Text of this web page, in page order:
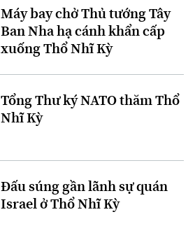
Máy bay chở Thủ tướng Tây
Ban Nha hạ cánh khẩn cấp
xuống Thổ Nhĩ Kỳ
Tổng Thư ký NATO thăm Thổ
Nhĩ Kỳ
Đấu súng gần lãnh sự quán
Israel ở Thổ Nhĩ Kỳ